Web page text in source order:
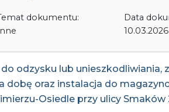
dokumentu:
Data
10.03.2026
odzysku lub
dobę oraz instalacja do
Osiedle przy ulicy